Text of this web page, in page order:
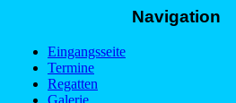
Navigation
Eingangsseite
Termine
Regatten
Galerie